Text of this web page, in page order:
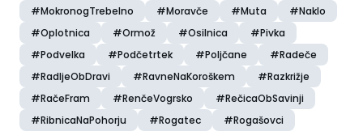
#MokronogTrebelno
#Moravče #Muta
#Naklo
#Oplotnica
#Ormož #Osilnica
#Pivka
#Podvelka
#Podčetrtek #Poljčane
#Radeče
#RadljeObDravi
#RavneNaKoroškem
#Razkrižje
#RačeFram
#RenčeVogrsko
#RečicaObSavinji
#RibnicaNaPohorju
#Rogatec
#Rogašovci